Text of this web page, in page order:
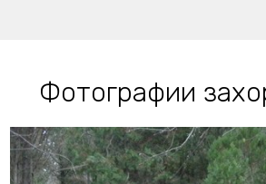
Фотографии